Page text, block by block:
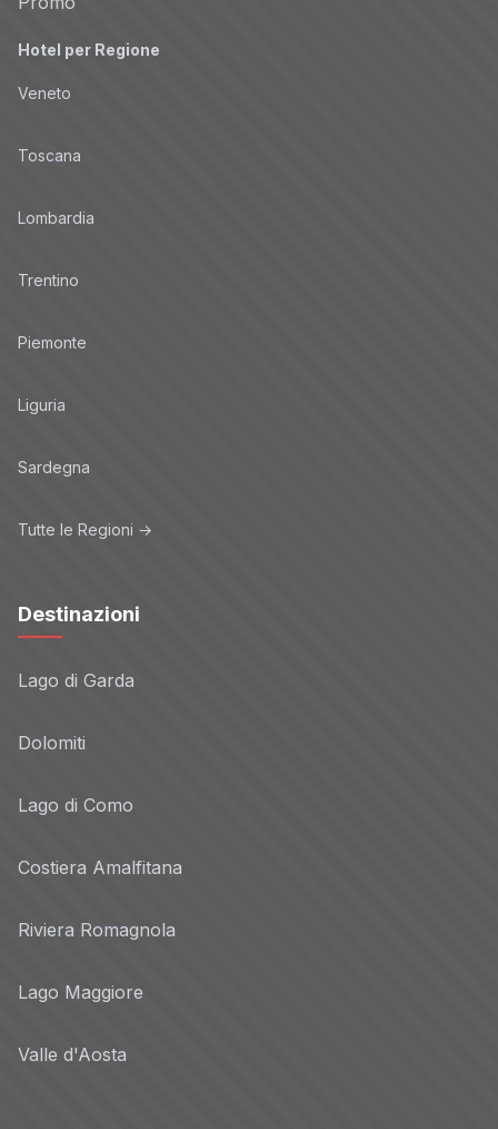
Hotel per Regione
Veneto
Toscana
Lombardia
Trentino
Piemonte
Liguria
Sardegna
Tutte le Regioni →
Destinazioni
Lago di Garda
Dolomiti
Lago di Como
Costiera Amalfitana
Riviera Romagnola
Lago Maggiore
Valle d'Aosta